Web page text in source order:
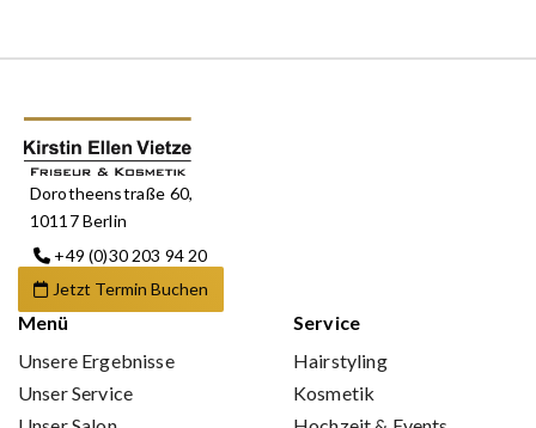
Dorotheenstraße 60,
10117 Berlin
+49 (0)30 203 94 20
Jetzt Termin Buchen
Menü
Unsere Ergebnisse
Unser Service
Service
Hairstyling
Kosmetik